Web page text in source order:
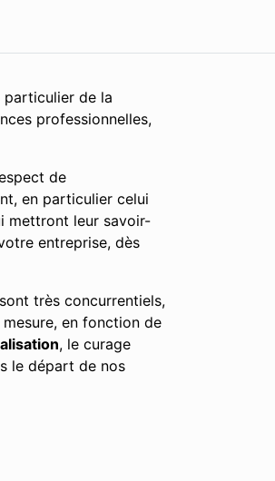
particulier de la
professionnelles,
de
en particulier celui
mettront leur savoir-
entreprise, dès
très concurrentiels,
en fonction de
, le curage
le départ de nos